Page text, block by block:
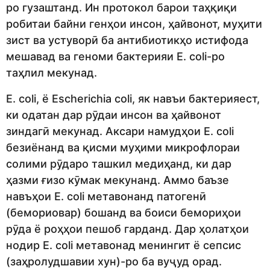
ро гузаштанд. Ин протокол барои таҳқиқи
робитаи байни генҳои инсон, ҳайвонот, муҳити
зист ва устуворӣ ба антибиотикҳо истифода
мешавад ва геноми бактерияи E. coli-ро
таҳлил мекунад.
E. coli, ё Escherichia coli, як навъи бактерияест,
ки одатан дар рӯдаи инсон ва ҳайвонот
зиндагӣ мекунад. Аксари намудҳои E. coli
безиёнанд ва қисми муҳими микрофлораи
солими рӯдаро ташкил медиҳанд, ки дар
ҳазми ғизо кӯмак мекунанд. Аммо баъзе
навъҳои E. coli метавонанд патогенӣ
(бемориовар) бошанд ва боиси бемориҳои
рӯда ё роҳҳои пешоб гарданд. Дар ҳолатҳои
нодир E. coli метавонад менингит ё сепсис
(заҳролудшавии хун)-ро ба вуҷуд орад.